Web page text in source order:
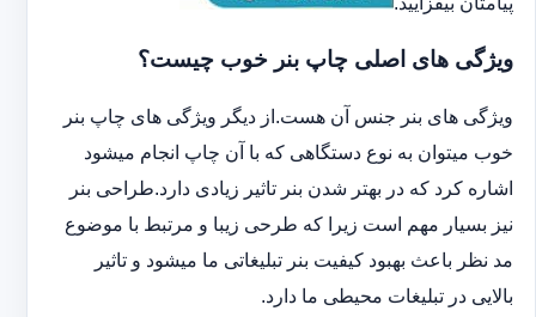
ویژگی های اصلی چاپ بنر خوب چیست؟
ویژگی های بنر جنس آن هست.از دیگر ویژگی های چاپ بنر
خوب میتوان به نوع دستگاهی که با آن چاپ انجام میشود
اشاره کرد که در بهتر شدن بنر تاثیر زیادی دارد.طراحی بنر
نیز بسیار مهم است زیرا که طرحی زیبا و مرتبط با موضوع
مد نظر باعث بهبود کیفیت بنر تبلیغاتی ما میشود و تاثیر
بالایی در تبلیغات محیطی ما دارد.